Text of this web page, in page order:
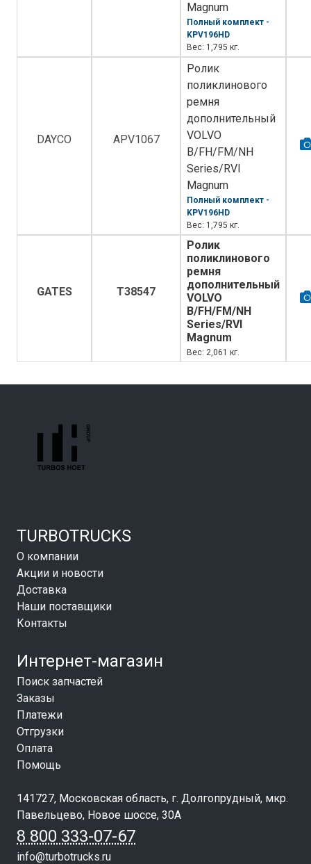
Magnum
Полный комплект -
KPV196HD
Вес: 1,795 кг.
DAYCO APV1067
Ролик
поликлинового
ремня
дополнительный
VOLVO
B/FH/FM/NH
Series/RVI
Magnum
Полный комплект -
KPV196HD
Вес: 1,795 кг.
GATES T38547
Ролик
поликлинового
ремня
дополнительный
VOLVO
B/FH/FM/NH
Series/RVI
Magnum
Вес: 2,061 кг.
TURBOTRUCKS
О компании
Акции и новости
Доставка
Наши поставщики
Контакты
Интернет-магазин
Поиск запчастей
Заказы
Платежи
Отгрузки
Оплата
Помощь
141727, Московская область, г. Долгопрудный, мкр.
Павельцево, Новое шоссе, 30А
8 800 333-07-67
info@turbotrucks.ru